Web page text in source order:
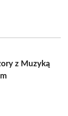
z Muzyką